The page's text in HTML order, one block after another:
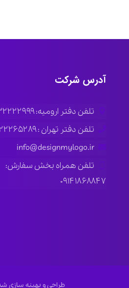
آدرس شرکت
تلفن دفتر ارومیه: ۰۴۴۳۲۲۲۲۹۹۹
تلفن دفتر تهران : ۰۹۱۲۲۲۶۵۲۸۹
info@designmylogo.ir
تلفن همراه بخش سفارش:
۰۹۱۴۱۸۶۸۸۴۷
طراحی و بهینه سازی